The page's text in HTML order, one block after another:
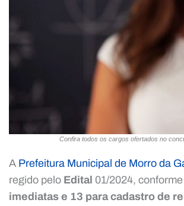
Confira todos os cargos ofertados no
A Prefeitura Municipal de Morro da
regido pelo Edital 01/2024,
imediatas e 13 para cadastro de